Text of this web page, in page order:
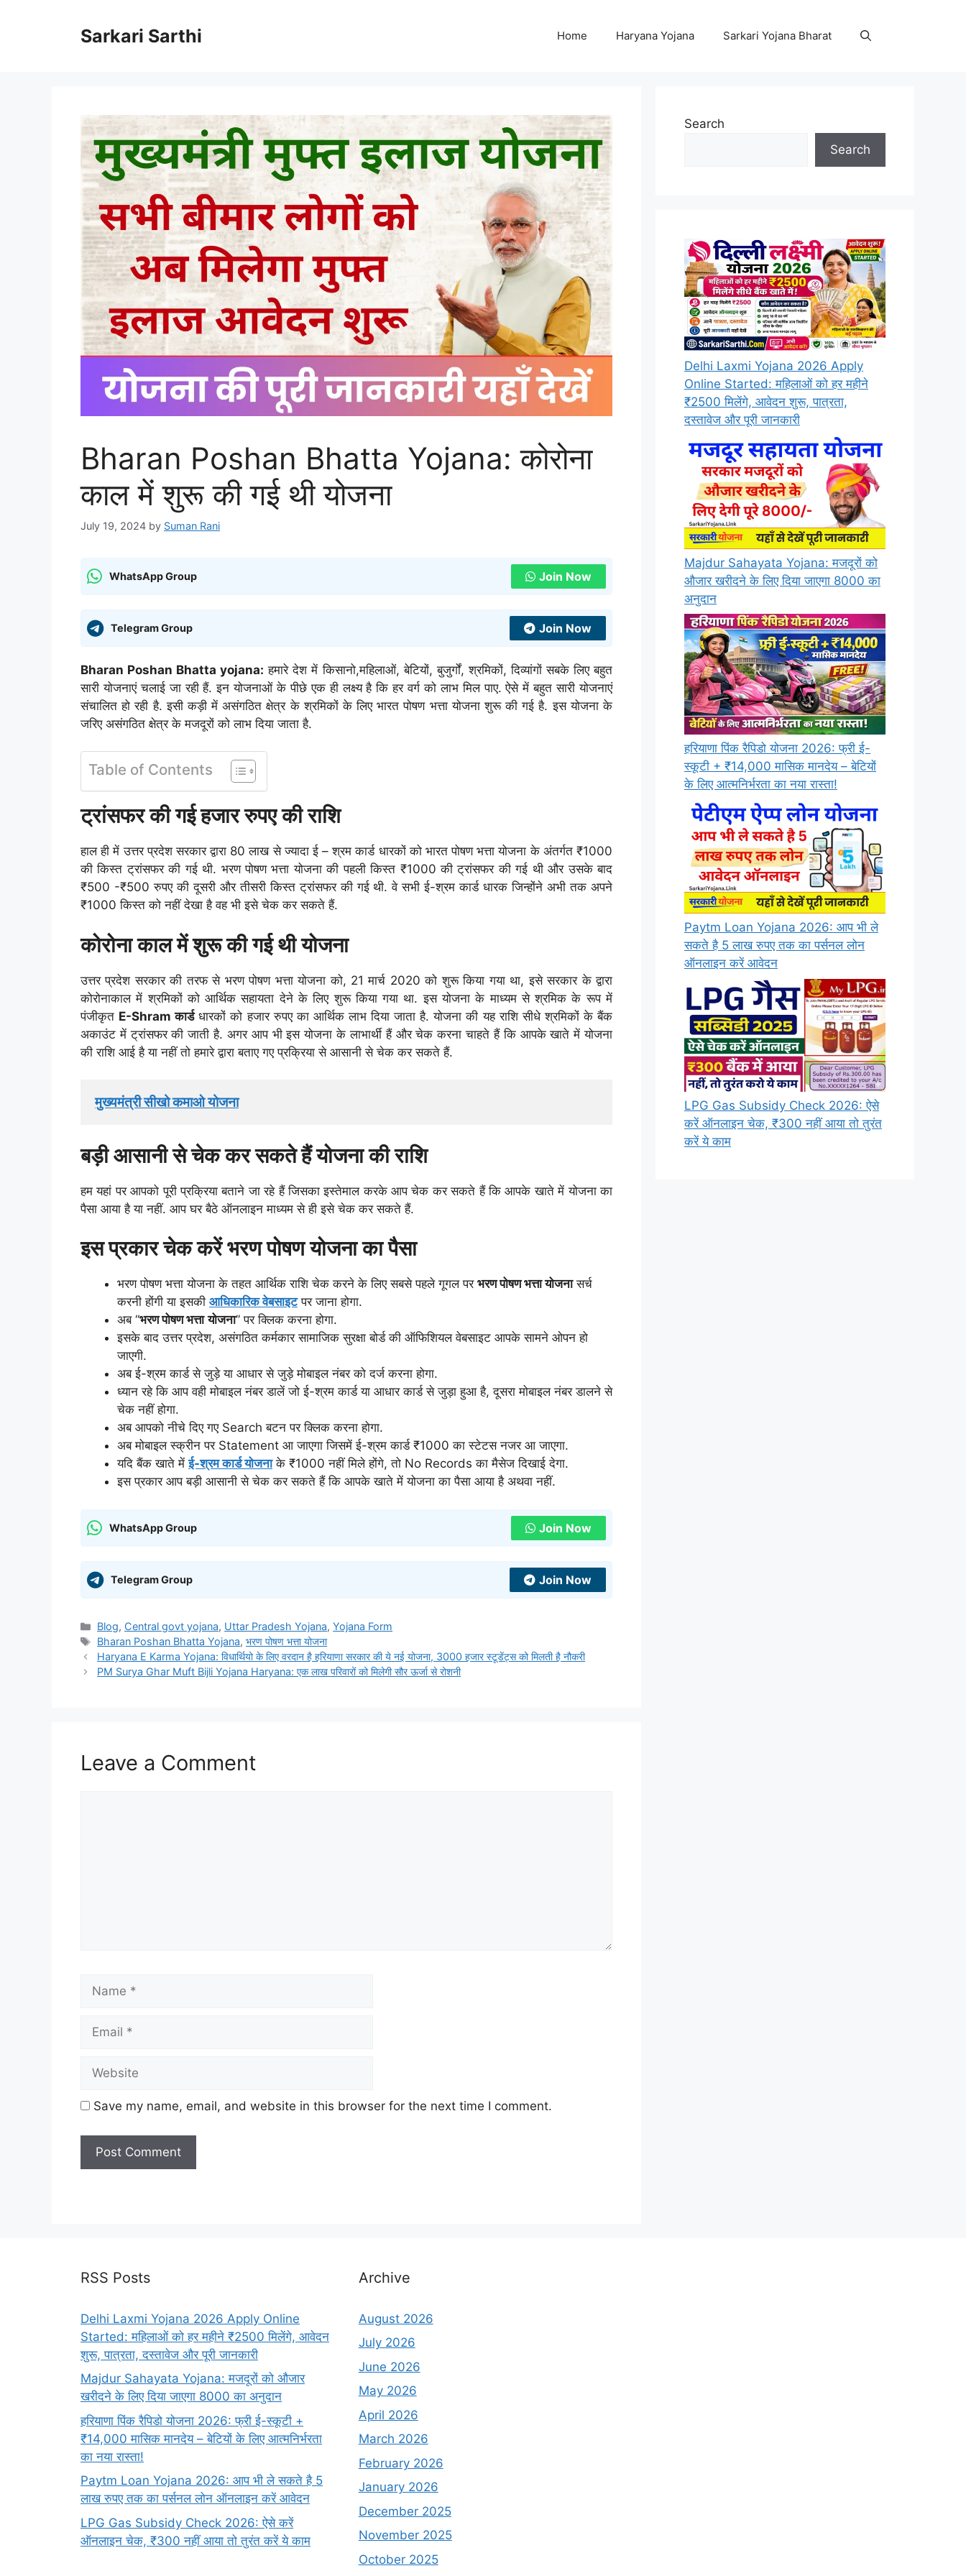
Sarkari Sarthi Home Haryana Yojana Sarkari Yojana Bharat
Bharan Poshan Bhatta Yojana: कोरोना
काल में शुरू की गई थी योजना
July 19, 2024 by Suman Rani
WhatsApp Group Join Now
Telegram Group Join Now
Bharan Poshan Bhatta yojana: हमारे देश में किसानो,महिलाओं, बेटियों, बुजुर्गों, श्रमिकों, दिव्यांगों सबके लिए बहुत
सारी योजनाएं चलाई जा रही हैं. इन योजनाओं के पीछे एक ही लक्ष्य है कि हर वर्ग को लाभ मिल पाए. ऐसे में बहुत सारी योजनाएं
संचालित हो रही है. इसी कड़ी में असंगठित क्षेत्र के श्रमिकों के लिए भारत पोषण भत्ता योजना शुरू की गई है. इस योजना के
जरिए असंगठित क्षेत्र के मजदूरों को लाभ दिया जाता है.
Table of Contents
ट्रांसफर की गई हजार रुपए की राशि
हाल ही में उत्तर प्रदेश सरकार द्वारा 80 लाख से ज्यादा ई – श्रम कार्ड धारकों को भारत पोषण भत्ता योजना के अंतर्गत ₹1000
की किस्त ट्रांसफर की गई थी. भरण पोषण भत्ता योजना की पहली किस्त ₹1000 की ट्रांसफर की गई थी और उसके बाद
₹500 -₹500 रुपए की दूसरी और तीसरी किस्त ट्रांसफर की गई थी. वे सभी ई-श्रम कार्ड धारक जिन्होंने अभी तक अपने
₹1000 किस्त को नहीं देखा है वह भी इसे चेक कर सकते हैं.
कोरोना काल में शुरू की गई थी योजना
उत्तर प्रदेश सरकार की तरफ से भरण पोषण भत्ता योजना को, 21 मार्च 2020 को शुरू किया गया था, इसे सरकार के द्वारा
कोरोनाकाल में श्रमिकों को आर्थिक सहायता देने के लिए शुरू किया गया था. इस योजना के माध्यम से श्रमिक के रूप में
पंजीकृत E-Shram कार्डधारकों को हजार रुपए का आर्थिक लाभ दिया जाता है. योजना की यह राशि सीधे श्रमिकों के बैंक
अकाउंट में ट्रांसफर की जाती है. अगर आप भी इस योजना के लाभार्थी हैं और चेक करना चाहते हैं कि आपके खाते में योजना
की राशि आई है या नहीं तो हमारे द्वारा बताए गए प्रक्रिया से आसानी से चेक कर सकते हैं.
मुख्यमंत्री सीखो कमाओ योजना
बड़ी आसानी से चेक कर सकते हैं योजना की राशि
हम यहां पर आपको पूरी प्रक्रिया बताने जा रहे हैं जिसका इस्तेमाल करके आप चेक कर सकते हैं कि आपके खाते में योजना का
पैसा आया है या नहीं. आप घर बैठे ऑनलाइन माध्यम से ही इसे चेक कर सकते हैं.
इस प्रकार चेक करें भरण पोषण योजना का पैसा
भरण पोषण भत्ता योजना के तहत आर्थिक राशि चेक करने के लिए सबसे पहले गूगल पर भरण पोषण भत्ता योजनासर्च
करनी होंगी या इसकी आधिकारिक वेबसाइटपर जाना होगा.
अब “भरण पोषण भत्ता योजना” पर क्लिक करना होगा.
इसके बाद उत्तर प्रदेश, असंगठित कर्मकार सामाजिक सुरक्षा बोर्ड की ऑफिशियल वेबसाइट आपके सामने ओपन हो
जाएगी.
अब ई-श्रम कार्ड से जुड़े या आधार से जुड़े मोबाइल नंबर को दर्ज करना होगा.
ध्यान रहे कि आप वही मोबाइल नंबर डालें जो ई-श्रम कार्ड या आधार कार्ड से जुड़ा हुआ है, दूसरा मोबाइल नंबर डालने से
चेक नहीं होगा.
अब आपको नीचे दिए गए Search बटन पर क्लिक करना होगा.
अब मोबाइल स्क्रीन पर Statement आ जाएगा जिसमें ई-श्रम कार्ड ₹1000 का स्टेटस नजर आ जाएगा.
यदि बैंक खाते मेंई-श्रम कार्ड योजनाके ₹1000 नहीं मिले होंगे, तो No Records का मैसेज दिखाई देगा.
इस प्रकार आप बड़ी आसानी से चेक कर सकते हैं कि आपके खाते में योजना का पैसा आया है अथवा नहीं.
WhatsApp Group Join Now
Telegram Group Join Now
Categories
Blog, Central govt yojana, Uttar Pradesh Yojana,Yojana Form
Tags
Bharan Poshan Bhatta Yojana,भरण पोषण भत्ता योजना
Haryana E Karma Yojana: विधार्थियो के लिए वरदान है हरियाणा सरकार की ये नई योजना, 3000 हजार स्टूडेंट्स को मिलती है नौकरी
PM Surya Ghar Muft Bijli Yojana Haryana: एक लाख परिवारों को मिलेगी सौर ऊर्जा से रोशनी
Leave a Comment
Save my name, email, and website in this browser for the next time I comment.
Search
Search
Delhi Laxmi Yojana 2026 Apply
Online Started: महिलाओं को हर महीने
₹2500 मिलेंगे, आवेदन शुरू, पात्रता,
दस्तावेज और पूरी जानकारी
Majdur Sahayata Yojana: मजदूरों को
औजार खरीदने के लिए दिया जाएगा 8000 का
अनुदान
हरियाणा पिंक रैपिडो योजना 2026: फ्री ई-
स्कूटी + ₹14,000 मासिक मानदेय – बेटियों
के लिए आत्मनिर्भरता का नया रास्ता!
Paytm Loan Yojana 2026: आप भी ले
सकते है 5 लाख रुपए तक का पर्सनल लोन
ऑनलाइन करें आवेदन
LPG Gas Subsidy Check 2026: ऐसे
करें ऑनलाइन चेक, ₹300 नहीं आया तो तुरंत
करें ये काम
RSS Posts
Delhi Laxmi Yojana 2026 Apply Online
Started: महिलाओं को हर महीने ₹2500 मिलेंगे, आवेदन
शुरू, पात्रता, दस्तावेज और पूरी जानकारी
Majdur Sahayata Yojana: मजदूरों को औजार
खरीदने के लिए दिया जाएगा 8000 का अनुदान
हरियाणा पिंक रैपिडो योजना 2026: फ्री ई-स्कूटी +
₹14,000 मासिक मानदेय – बेटियों के लिए आत्मनिर्भरता
का नया रास्ता!
Paytm Loan Yojana 2026: आप भी ले सकते है 5
लाख रुपए तक का पर्सनल लोन ऑनलाइन करें आवेदन
LPG Gas Subsidy Check 2026: ऐसे करें
ऑनलाइन चेक, ₹300 नहीं आया तो तुरंत करें ये काम
Archive
August 2026
July 2026
June 2026
May 2026
April 2026
March 2026
February 2026
January 2026
December 2025
November 2025
October 2025